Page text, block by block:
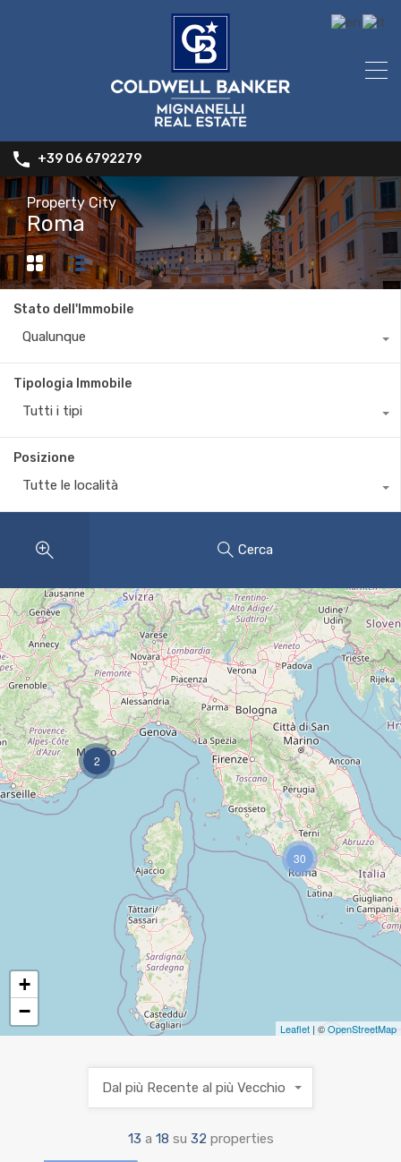
+39 06 6792279
Property City
Roma
Stato dell'Immobile
Qualunque
Tipologia Immobile
Tutti i tipi
Posizione
Tutte le località
Cerca
2
30
+
−
Leaflet | ©OpenStreetMap
13 a 18 su 32 properties
Dal più Recente al più Vecchio